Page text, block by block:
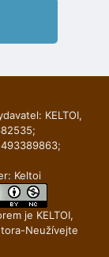
KELTOI,
493389863;
Keltoi
je KELTOI,
Neuží­vejte